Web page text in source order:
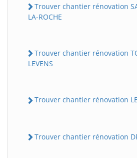
Trouver chantier rénovation
LA-ROCHE
Trouver chantier rénovation
LEVENS
Trouver chantier rénovation
Trouver chantier rénovation